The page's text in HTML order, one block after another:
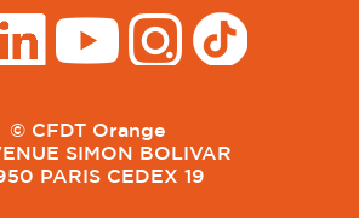
© CFDT Orange
SIMON BOLIVAR
PARIS CEDEX 19